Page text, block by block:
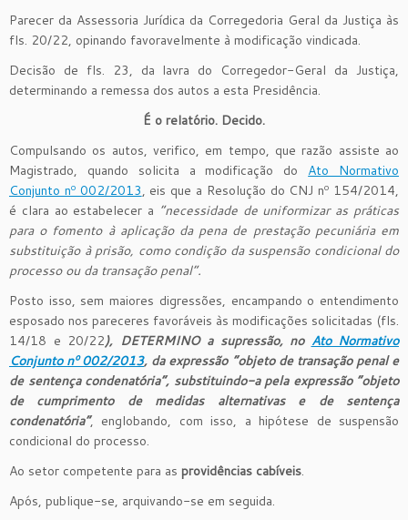
Parecer da Assessoria Jurídica da Corregedoria Geral da Justiça às
fls. 20/22, opinando favoravelmente à modificação vindicada.
Decisão de fls. 23, da lavra do Corregedor-Geral da Justiça,
determinando a remessa dos autos a esta Presidência.
É o relatório. Decido.
Compulsando os autos, verifico, em tempo, que razão assiste ao
Magistrado, quando solicita a modificação do Ato Normativo
Conjunto nº 002/2013, eis que a Resolução do CNJ nº 154/2014,
é clara ao estabelecer a “necessidade de uniformizar as práticas
para o fomento à aplicação da pena de prestação pecuniária em
substituição à prisão, como condição da suspensão condicional do
processo ou da transação penal”.
Posto isso, sem maiores digressões, encampando o entendimento
esposado nos pareceres favoráveis às modificações solicitadas (fls.
14/18 e 20/22), DETERMINO a supressão, no Ato Normativo
Conjunto nº 002/2013, da expressão “objeto de transação penal e
de sentença condenatória”, substituindo-a pela expressão “objeto
de cumprimento de medidas alternativas e de sentença
condenatória”, englobando, com isso, a hipótese de suspensão
condicional do processo.
Ao setor competente para as providências cabíveis.
Após, publique-se, arquivando-se em seguida.